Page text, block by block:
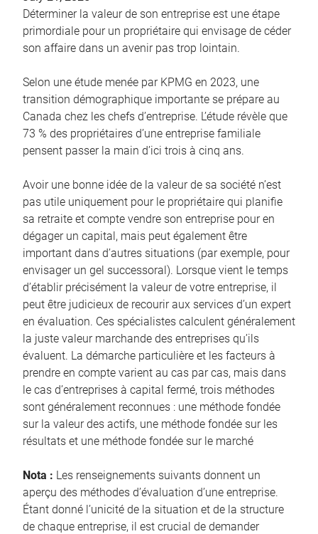
Déterminer la valeur de son entreprise est une étape
primordiale pour un propriétaire qui envisage de céder
son affaire dans un avenir pas trop lointain.
Selon une étude menée par KPMG en 2023, une
transition démographique importante se prépare au
Canada chez les chefs d’entreprise. L’étude révèle que
73 % des propriétaires d’une entreprise familiale
pensent passer la main d’ici trois à cinq ans.
Avoir une bonne idée de la valeur de sa société n’est
pas utile uniquement pour le propriétaire qui planifie
sa retraite et compte vendre son entreprise pour en
dégager un capital, mais peut également être
important dans d’autres situations (par exemple, pour
envisager un gel successoral). Lorsque vient le temps
d’établir précisément la valeur de votre entreprise, il
peut être judicieux de recourir aux services d’un expert
en évaluation. Ces spécialistes calculent généralement
la juste valeur marchande des entreprises qu’ils
évaluent. La démarche particulière et les facteurs à
prendre en compte varient au cas par cas, mais dans
le cas d’entreprises à capital fermé, trois méthodes
sont généralement reconnues : une méthode fondée
sur la valeur des actifs, une méthode fondée sur les
résultats et une méthode fondée sur le marché
Nota : Les renseignements suivants donnent un
aperçu des méthodes d’évaluation d’une entreprise.
Étant donné l’unicité de la situation et de la structure
de chaque entreprise, il est crucial de demander